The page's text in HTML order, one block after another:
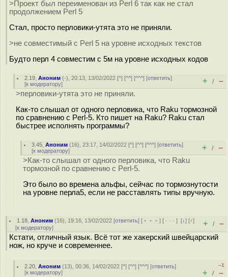
>Проект был переименован из Perl 6 так как не стал
продолжением Perl 5
Стал, просто перловики-утята это не приняли.
>не совместимый с Perl 5 на уровне исходных текстов
Будто перл 4 совместим с 5м на уровне исходных кодов
2.19 ,Аноним (-), 20:13, 13/02/2022 [^] [^^] [^^^] [ответить]
[к модератору] + / –
>перловики-утята это не приняли.
Как-то слышал от одного перловика, что Raku тормозной
по сравнению с Perl-5. Кто пишет на Raku? Raku стал
быстрее исполнять программы?
3.45 ,Аноним (16), 23:17, 14/02/2022 [^] [^^] [^^^] [ответить]
[к модератору] + / –
>Как-то слышал от одного перловика, что Raku
тормозной по сравнению с Perl-5.
Это было во времена альфы, сейчас по тормознутости
на уровне перла5, если не расставлять типы вручную.
1.18 ,Аноним (16), 19:16, 13/02/2022 [ответить] [ ﹢﹢﹢] [ · · ·][↓] [↑]
[к модератору] + / –
Кстати, отличный язык. Всё тот же хакерский швейцарский
нож, но круче и современнее.
2.20 ,Аноним (13), 00:36, 14/02/2022 [^] [^^] [^^^] [ответить]
[к модератору]
–1
+ / –